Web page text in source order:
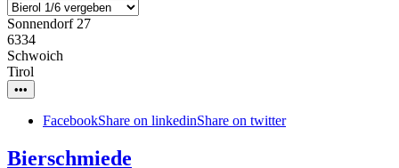
Sonnendorf 27
6334
Schwoich
Tirol
•••
FacebookShare on linkedinShare on twitter
Bierschmiede